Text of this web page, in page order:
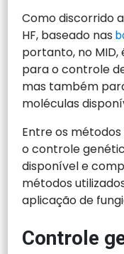
Como discorrido
HF, baseado nas
portanto, no MID,
para o controle
mas também
moléculas
Entre os
o controle
disponível e
métodos
aplicação de
Controle